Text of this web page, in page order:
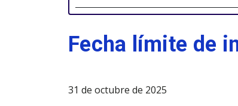
Fecha límite de
31 de octubre de 2025